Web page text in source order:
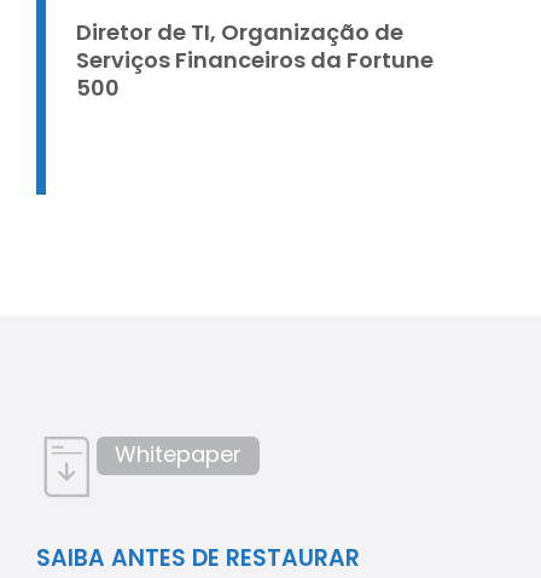
Diretor de TI, Organização de
Serviços Financeiros da Fortune
500
Whitepaper
SAIBA ANTES DE RESTAURAR